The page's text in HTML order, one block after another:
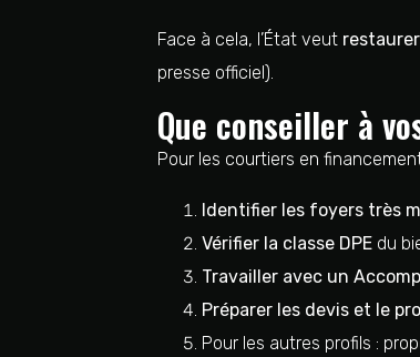
Face à cela, l’État veut
presse officiel).
Que conseiller à
Pour les courtiers en
Identifier les foyers très
Vérifier la classe DPE du
Travailler avec un
Préparer les devis et le
Pour les autres profils :